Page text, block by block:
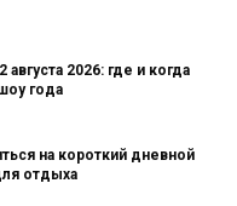
2026: где и когда
года
на короткий дневной
отдыха